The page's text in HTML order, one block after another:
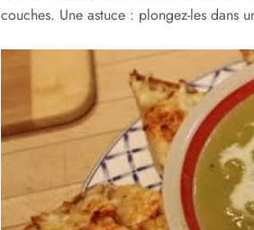
couches. Une astuce : plongez-les dans